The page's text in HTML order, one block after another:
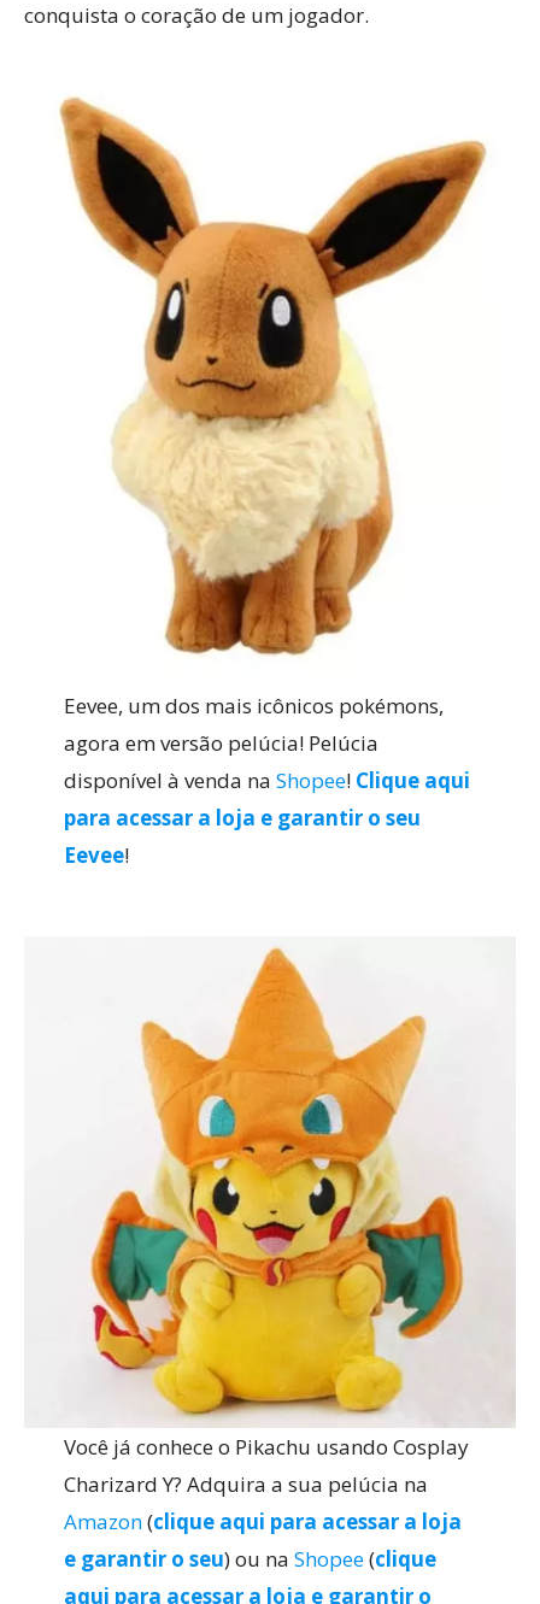
conquista o coração de um jogador.
Eevee, um dos mais icônicos pokémons,
agora em versão pelúcia! Pelúcia
disponível à venda na Shopee! Clique aqui
para acessar a loja e garantir o seu
Eevee!
Você já conhece o Pikachu usando Cosplay
Charizard Y? Adquira a sua pelúcia na
Amazon(clique aqui para acessar a loja
e garantir o seu) ou na Shopee(clique
aqui para acessar a loja e garantir o